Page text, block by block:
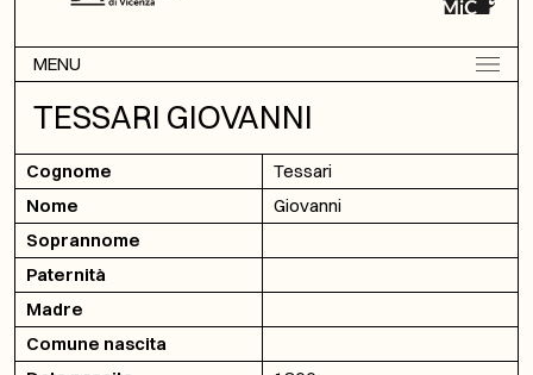
MENU
TESSARI GIOVANNI
Cognome
Tessari
Nome
Giovanni
Soprannome
Paternità
Madre
Comune nascita